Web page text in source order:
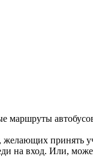
маршруты
желающих
на вход. Или,